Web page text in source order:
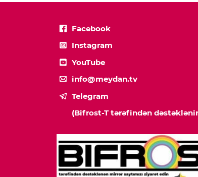
Facebook
Instagram
YouTube
info@meydan.tv
Telegram
(Bifrost-T tərəfindən